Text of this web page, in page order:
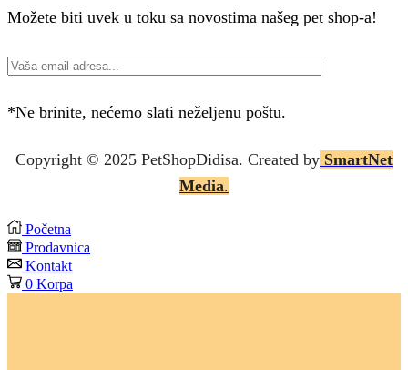
Možete biti uvek u toku sa novostima našeg pet shop-a!
*Ne brinite, nećemo slati neželjenu poštu.
Copyright © 2025 PetShopDidisa. Created by SmartNet
Media.
Početna
Prodavnica
Kontakt
0 Korpa